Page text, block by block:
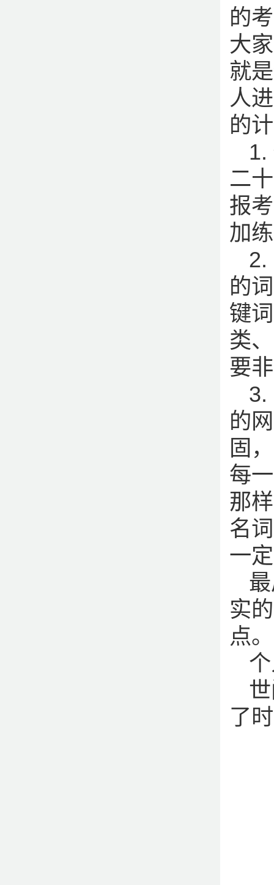
的
大
就
人
的
1.
二
报
加
2.
的
键
类
要
3.
的
固
每
那
名
一
实
点。
了